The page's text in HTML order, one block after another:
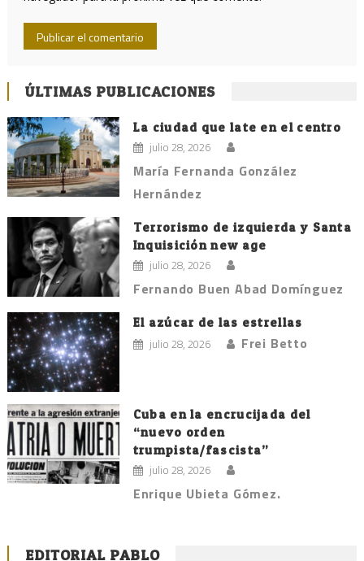
ÚLTIMAS PUBLICACIONES
La ciudad que late en el centro
julio 28, 2026
María Fernanda González
Hernández
Terrorismo de izquierda y Santa
Inquisición new age
julio 28, 2026
Fernando Buen Abad Domínguez
El azúcar de las estrellas
julio 28, 2026 Frei Betto
Cuba en la encrucijada del
“nuevo orden
trumpista/fascista”
julio 28, 2026
Enrique Ubieta Gómez.
EDITORIAL PABLO